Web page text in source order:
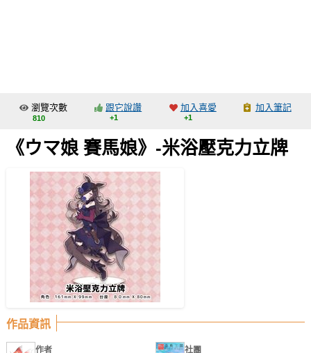
交流中心
攤位轉讓區
會員中心
註冊會員
登入
瀏覽次數
810
跟它說讚
+1
加入喜愛
+1
加入筆記
《ウマ娘 賽馬娘》-米浴壓克力立牌
作品資訊
作者 社團